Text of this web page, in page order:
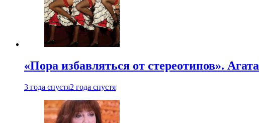
«Пора избавляться от стереотипов».
3 года спустя2 года спустя